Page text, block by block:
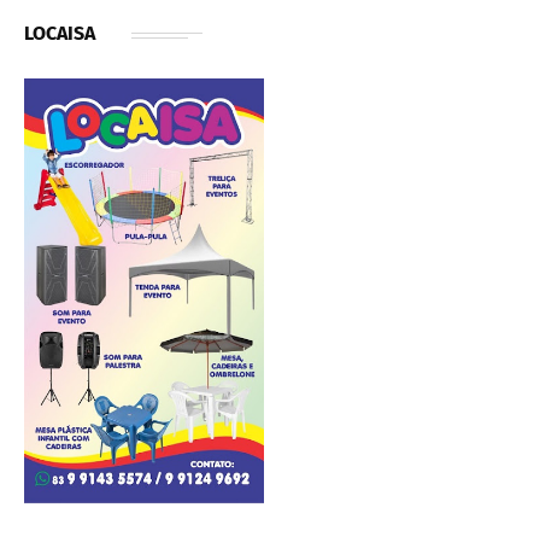
LOCAISA